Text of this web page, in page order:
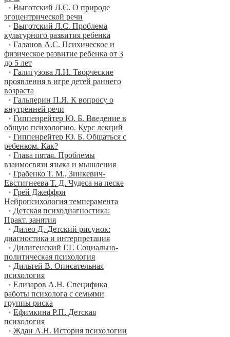
• Выготский Л.С. О природе
эгоцентрической речи
• Выготский Л.С. Проблема
культурного развития ребенка
• Галанов А.С. Психическое и
физическое развитие ребенка от 3
до 5 лет
• Галигузова Л.Н. Творческие
проявления в игре детей раннего
возраста
• Гальперин П.Я. К вопросу о
внутренней речи
• Гиппенрейтер Ю. Б. Введение в
общую психологию. Курс лекций
• Гиппенрейтер Ю. Б. Общаться с
ребенком. Как?
• Глава пятая. Проблемы
взаимосвязи языка и мышления
• Грабенко Т. М., Зинкевич-
Евстигнеева Т. Д. Чудеса на песке
• Грей Джеффри
Нейропсихология темперамента
• Детская психодиагностика:
Практ. занятия
• Дилео Д. Детский рисунок:
диагностика и интерпретация
• Дилигенский Г.Г. Социально-
политическая психология
• Дильтей В. Описательная
психология
• Елизаров А.Н. Специфика
работы психолога с семьями
группы риска
• Ефимкина Р.П. Детская
психология
• Ждан А.Н. История психологии